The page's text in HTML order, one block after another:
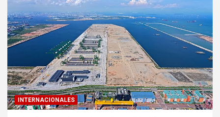
INTERNACIONALES